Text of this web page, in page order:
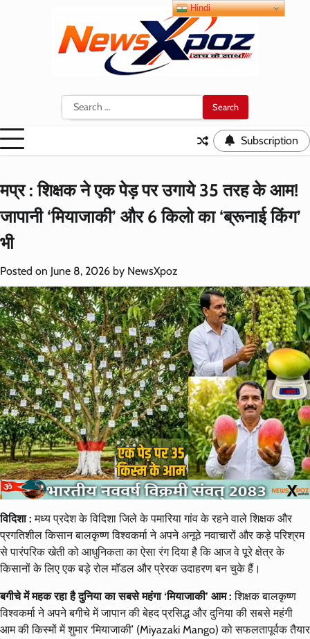
Search
for:
Subscription
मप्र : शिक्षक ने एक पेड़ पर उगाये 35 तरह के आम!
जापानी ‘मियाजाकी’ और 6 किलो का ‘ब्रूनाई किंग’
भी
Posted on June 8, 2026 by NewsXpoz
विदिशा : मध्य प्रदेश के विदिशा जिले के पमारिया गांव के रहने वाले शिक्षक और
प्रगतिशील किसान बालकृष्ण विश्वकर्मा ने अपने अनूठे नवाचारों और कड़े परिश्रम
से पारंपरिक खेती को आधुनिकता का ऐसा रंग दिया है कि आज वे पूरे क्षेत्र के
किसानों के लिए एक बड़े रोल मॉडल और प्रेरक उदाहरण बन चुके हैं।
बगीचे में महक रहा है दुनिया का सबसे महंगा ‘मियाजाकी’ आम : शिक्षक बालकृष्ण
विश्वकर्मा ने अपने बगीचे में जापान की बेहद प्रसिद्ध और दुनिया की सबसे महंगी
आम की किस्मों में शुमार ‘मियाजाकी’ (Miyazaki Mango) को सफलतापूर्वक तैयार
Hindi